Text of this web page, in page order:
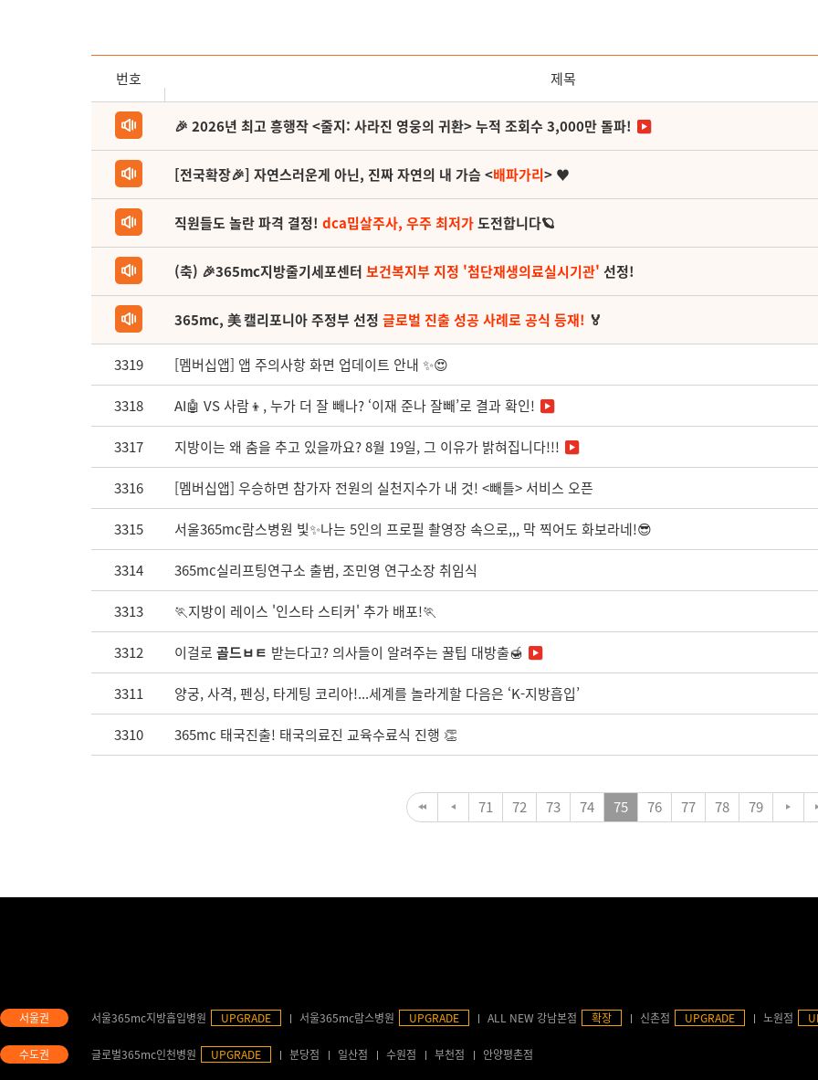
번호 제목
🎉 2026년 최고 흥행작 <줄지: 사라진 영웅의 귀환> 누적 조회수 3,000만 돌파!
[전국확장🎉] 자연스러운게 아닌, 진짜 자연의 내 가슴 <배파가리> ♥
직원들도 놀란 파격 결정! dca밉살주사, 우주 최저가도전합니다🪐
(축) 🎉365mc지방줄기세포센터 보건복지부 지정 '첨단재생의료실시기관' 선정!
365mc, 美 캘리포니아 주정부 선정 글로벌 진출 성공 사례로 공식 등재! 🏅
3319 [멤버십앱] 앱 주의사항 화면 업데이트 안내 ✨😍
3318 AI🤖 VS 사람👦, 누가 더 잘 빼나? ‘이재 준나 잘빼’로 결과 확인!
3317 지방이는 왜 춤을 추고 있을까요? 8월 19일, 그 이유가 밝혀집니다!!!
3316 [멤버십앱] 우승하면 참가자 전원의 실천지수가 내 것! <빼틀> 서비스 오픈
3315 서울365mc람스병원 빛✨나는 5인의 프로필 촬영장 속으로,,, 막 찍어도 화보라네!😎
3314 365mc실리프팅연구소 출범, 조민영 연구소장 취임식
3313 🏃지방이 레이스 '인스타 스티커' 추가 배포!🏃
3312 이걸로 골드ㅂㅌ 받는다고? 의사들이 알려주는 꿀팁 대방출🍯
3311 양궁, 사격, 펜싱, 타게팅 코리아!...세계를 놀라게할 다음은 ‘K-지방흡입’
3310 365mc 태국진출! 태국의료진 교육수료식 진행 👏
71 72 73 74 75 76 77 78 79
서울365mc지방흡입병원 UPGRADE 서울365mc람스병원 UPGRADE ALL NEW 강남본점 확장 신촌점 UPGRADE 노원점
글로벌365mc인천병원 UPGRADE 분당점 일산점 수원점 부천점 안양평촌점